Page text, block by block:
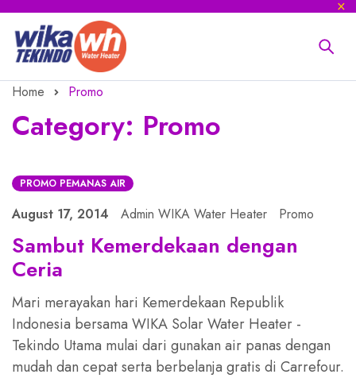
Home Promo
Category: Promo
PROMO PEMANAS AIR
August 17, 2014 Admin WIKA Water Heater Promo
Sambut Kemerdekaan dengan
Ceria
Mari merayakan hari Kemerdekaan Republik
Indonesia bersama WIKA Solar Water Heater -
Tekindo Utama mulai dari gunakan air panas dengan
mudah dan cepat serta berbelanja gratis di Carrefour.